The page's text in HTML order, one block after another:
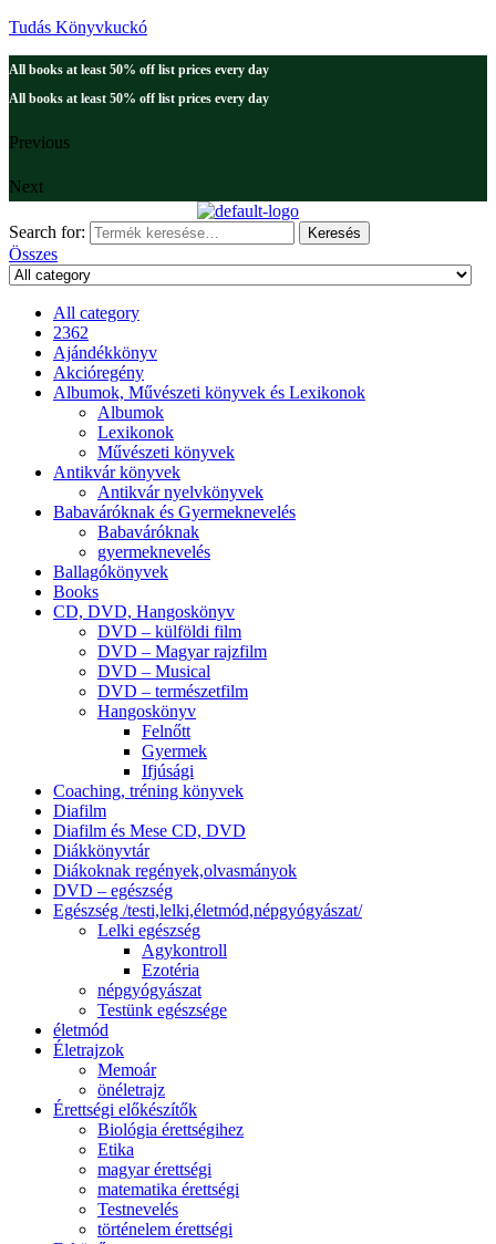
Tudás Könyvkuckó
All books at least 50% off list prices every day
All books at least 50% off list prices every day
Previous
Next
Search for: Keresés
Összes
All category
2362
Ajándékkönyv
Akcióregény
Albumok, Művészeti könyvek és Lexikonok
Albumok
Lexikonok
Művészeti könyvek
Antikvár könyvek
Antikvár nyelvkönyvek
Babaváróknak és Gyermeknevelés
Babaváróknak
gyermeknevelés
Ballagókönyvek
Books
CD, DVD, Hangoskönyv
DVD – külföldi film
DVD – Magyar rajzfilm
DVD – Musical
DVD – természetfilm
Hangoskönyv
Felnőtt
Gyermek
Ifjúsági
Coaching, tréning könyvek
Diafilm
Diafilm és Mese CD, DVD
Diákkönyvtár
Diákoknak regények,olvasmányok
DVD – egészség
Egészség /testi,lelki,életmód,népgyógyászat/
Lelki egészség
Agykontroll
Ezotéria
népgyógyászat
Testünk egészsége
életmód
Életrajzok
Memoár
önéletrajz
Érettségi előkészítők
Biológia érettségihez
Etika
magyar érettségi
matematika érettségi
Testnevelés
történelem érettségi